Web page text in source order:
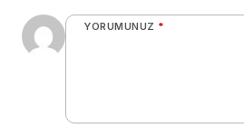
YORUMUNUZ *